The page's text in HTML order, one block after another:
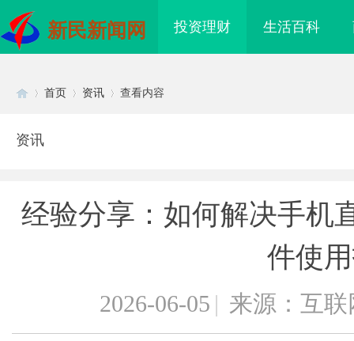
新民新闻网 投资理财 生活百科
首页 资讯 查看内容
资讯
经验分享：如何解决手机
件使
2026-06-05 | 来源：互联